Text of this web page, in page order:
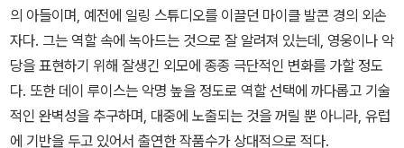
의 아들이며, 예전에 일링 스튜디오를 이끌던 마이클 발콘 경의 외손
자다. 그는 역할 속에 녹아드는 것으로 잘 알려져 있는데, 영웅이나 악
당을 표현하기 위해 잘생긴 외모에 종종 극단적인 변화를 가할 정도
다. 또한 데이 루이스는 악명 높을 정도로 역할 선택에 까다롭고 기술
적인 완벽성을 추구하며, 대중에 노출되는 것을 꺼릴 뿐 아니라, 유럽
에 기반을 두고 있어서 출연한 작품수가 상대적으로 적다.